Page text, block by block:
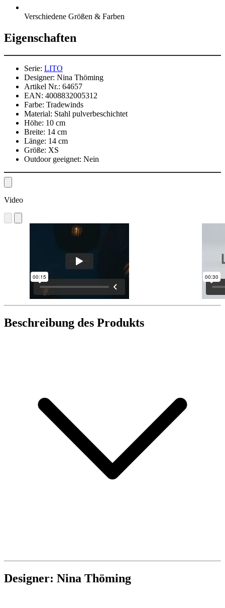
Verschiedene Größen & Farben
Eigenschaften
Serie: LITO
Designer: Nina Thöming
Artikel Nr.: 64657
EAN: 4008832005312
Farbe: Tradewinds
Material: Stahl pulverbeschichtet
Höhe: 10 cm
Breite: 14 cm
Länge: 14 cm
Größe: XS
Outdoor geeignet: Nein
Video
Beschreibung des Produkts
Designer: Nina Thöming